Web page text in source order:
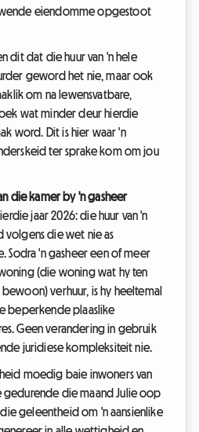
eiendomme opgestoot
dit dat die huur van 'n hele
geword het nie, maar ook
om na lewensvatbare,
wat minder deur hierdie
word. Dit is hier waar 'n
ter sprake kom om jou
die kamer by 'n gasheer
jaar 2026: die huur van 'n
volgens die wet nie as
Sodra 'n gasheer een of meer
(die woning wat hy ten
verhuur, is hy heeltemal
beperkende plaaslike
Geen verandering in gebruik
juridiese kompleksiteit nie.
moedig baie inwoners van
gedurende die maand Julie oop
geleentheid om 'n aansienlike